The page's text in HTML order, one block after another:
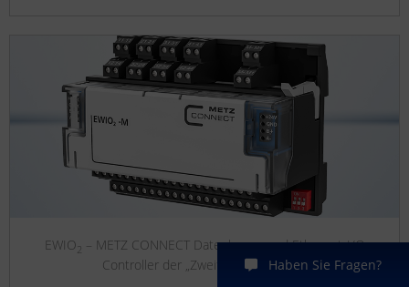
EWIO 2
– METZ CONNECT Datenlogger und Ethernet-I/O
Controller der „Zweiten Generation“Haben Sie Fragen?